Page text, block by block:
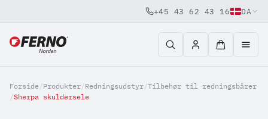
Jump to content
+45 43 62 43 16 DA
Forside/Produkter/Redningsudstyr/Tilbehør til redningsbårer
/Sherpa skuldersele